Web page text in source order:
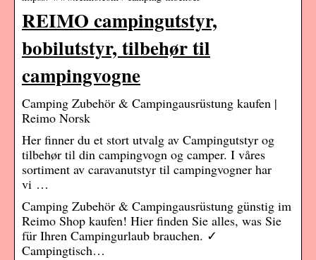
REIMO campingutstyr,
bobilutstyr, tilbehør til
campingvogne
Camping Zubehör & Campingausrüstung kaufen |
Reimo Norsk
Her finner du et stort utvalg av Campingutstyr og
tilbehør til din campingvogn og camper. I våres
sortiment av caravanutstyr til campingvogner har
vi …
Camping Zubehör & Campingausrüstung günstig im
Reimo Shop kaufen! Hier finden Sie alles, was Sie
für Ihren Campingurlaub brauchen. ✓
Campingtisch…